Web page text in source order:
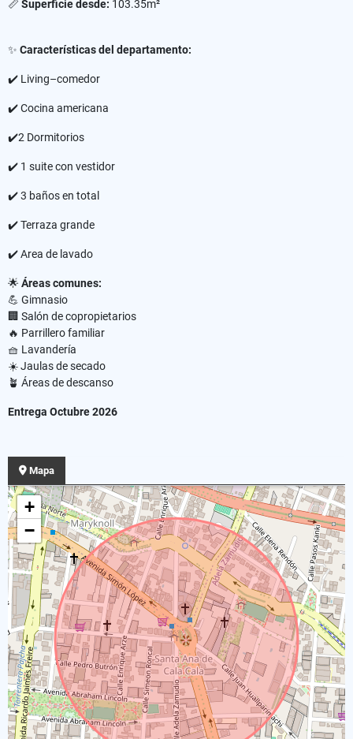
📏 Superficie desde: 103.35m²
✨ Características del departamento:
✔️ Living–comedor
✔️ Cocina americana
✔️2 Dormitorios
✔️ 1 suite con vestidor
✔️ 3 baños en total
✔️ Terraza grande
✔️ Area de lavado
🌟 Áreas comunes:
💪 Gimnasio
🏢 Salón de copropietarios
🔥 Parrillero familiar
🧺 Lavandería
☀️ Jaulas de secado
🪴 Áreas de descanso
Entrega Octubre 2026
Mapa
+
−